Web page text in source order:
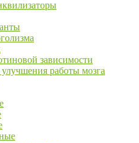
зависимости
работы мозга